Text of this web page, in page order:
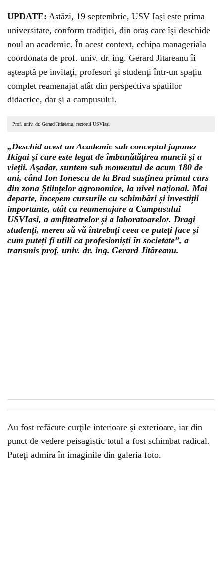
Error code: html5_video:4
UPDATE: Astăzi, 19 septembrie, USV Iaşi este prima
universitate, conform tradiţiei, din oraş care îşi deschide
noul an academic. În acest context, echipa manageriala
coordonata de prof. univ. dr. ing. Gerard Jitareanu îi
aşteaptă pe invitaţi, profesori şi studenţi într-un spaţiu
complet reamenajat atât din perspectiva spatiilor
didactice, dar şi a campusului.
Prof. univ. dr. Gerard Jităreanu, rectorul USVIași
„Deschid acest an Academic sub conceptul japonez
Ikigai și care este legat de îmbunătățirea muncii și a
vieții. Aşadar, suntem sub momentul de acum 180 de
ani, când Ion Ionescu de la Brad susținea primul curs
din zona Științelor agronomice, la nivel naţional. Mai
departe, începem cursurile cu schimbări și investiții
importante, atât ca reamenajare a Campusului
USVIasi, a amfiteatrelor și a laboratoarelor. Dragi
studenți, mereu să vă întrebați ceea ce puteți face și
cum puteți fi utili ca profesioniști în societate”, a
transmis prof. univ. dr. ing. Gerard Jităreanu.
Au fost refăcute curţile interioare şi exterioare, iar din
punct de vedere peisagistic totul a fost schimbat radical.
Puteţi admira în imaginile din galeria foto.